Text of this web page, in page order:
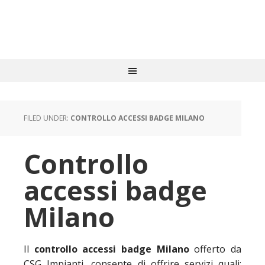
FILED UNDER: CONTROLLO ACCESSI BADGE MILANO
Controllo
accessi badge
Milano
Il controllo accessi badge Milanoofferto da